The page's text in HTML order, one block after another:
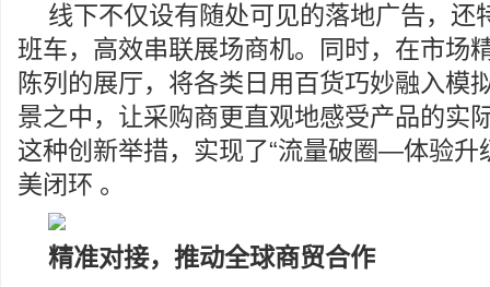
线下不仅设有随处可见的落地广告，还
班车，高效串联展场商机。同时，在市场
陈列的展厅，将各类日用百货巧妙融入模
景之中，让采购商更直观地感受产品的实
这种创新举措，实现了“流量破圈—体验
美闭环 。
精准对接，推动全球商贸合作